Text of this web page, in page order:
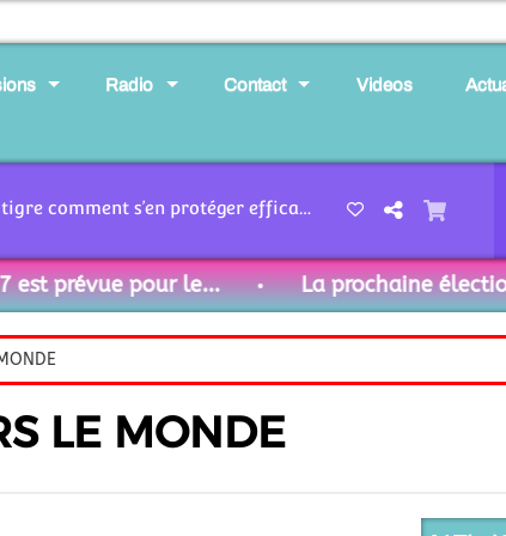
Radio Contact Videos
Destination santé 166-26 - Moustique tigre comment s’en protéger efficacement en France
prévue pour le... La prochaine élection
LE MONDE